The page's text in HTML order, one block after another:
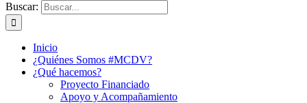
Buscar:
Inicio
¿Quiénes Somos #MCDV?
¿Qué hacemos?
Proyecto Financiado
Apoyo y Acompañamiento